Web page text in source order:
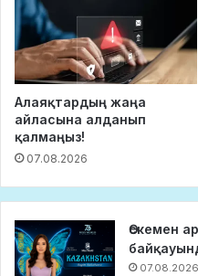
Алаяқтардың жаңа
айласына алданып
қалмаңыз!
07.08.2026
Өскемен
07.08.2026